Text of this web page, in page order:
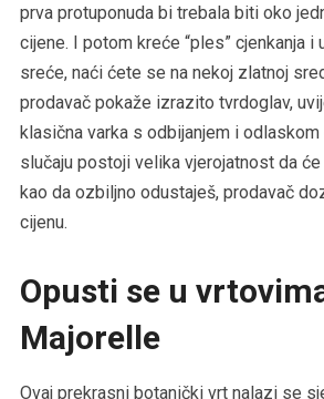
prva protuponuda bi trebala biti oko
cijene. I potom kreće “ples” cjenkanja i
sreće, naći ćete se na nekoj zlatnoj
prodavač pokaže izrazito tvrdoglav,
klasična varka s odbijanjem i odlaskom
slučaju postoji velika vjerojatnost da
kao da ozbiljno odustaješ, prodavač
cijenu.
Opusti se u
Majorelle
Ovaj prekrasni botanički vrt nalazi se